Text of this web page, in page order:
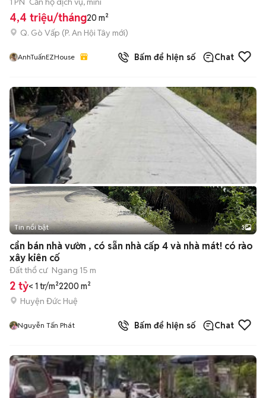
4,4 triệu/tháng20 m²
Q. Gò Vấp (P. An Hội Tây mới)
AnhTuấnEZHouse Bấm để hiện số Chat
Tin nổi bật 3
cẩn bán nhà vườn , có sẵn nhà cấp 4 và nhà mát! có rào
xây kiên cố
Đất thổ cư Ngang 15 m
2 tỷ< 1 tr/m²2200 m²
Huyện Đức Huệ
Nguyễn Tấn Phát Bấm để hiện số Chat